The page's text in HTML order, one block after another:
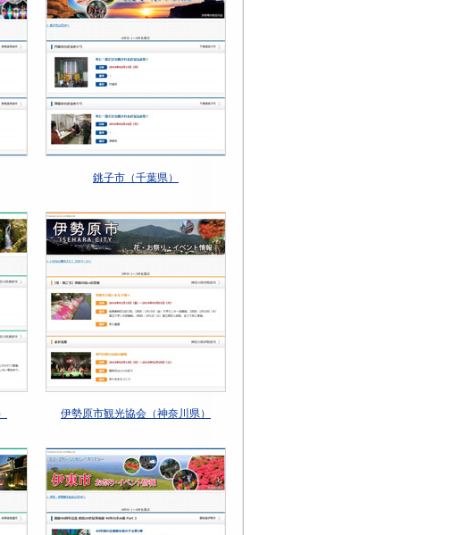
銚子市（千葉県）
伊勢原市観光協会（神奈川県）